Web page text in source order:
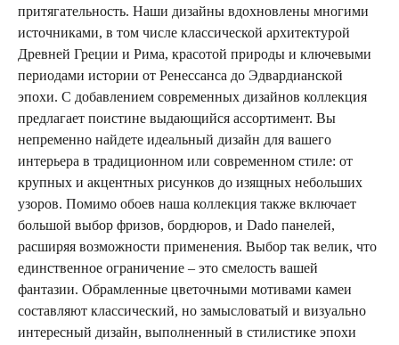
притягательность. Наши дизайны вдохновлены многими
источниками, в том числе классической архитектурой
Древней Греции и Рима, красотой природы и ключевыми
периодами истории от Ренессанса до Эдвардианской
эпохи. С добавлением современных дизайнов коллекция
предлагает поистине выдающийся ассортимент. Вы
непременно найдете идеальный дизайн для вашего
интерьера в традиционном или современном стиле: от
крупных и акцентных рисунков до изящных небольших
узоров. Помимо обоев наша коллекция также включает
большой выбор фризов, бордюров, и Dado панелей,
расширяя возможности применения. Выбор так велик, что
единственное ограничение – это смелость вашей
фантазии. Обрамленные цветочными мотивами камеи
составляют классический, но замысловатый и визуально
интересный дизайн, выполненный в стилистике эпохи